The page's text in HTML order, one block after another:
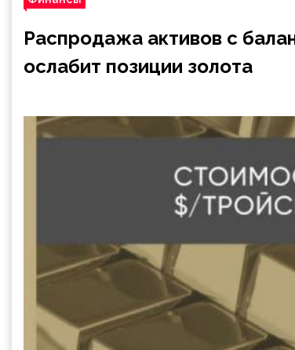
Распродажа активов с
ослабит позиции золота